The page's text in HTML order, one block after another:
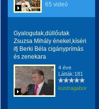
65 videó
Gyalogutak,düllőutak
Zsuzsa Mihály énekel,kíséri
ifj Berki Béla cigányprímás
és zenekara
4 éve
Látták:181
kustragabor